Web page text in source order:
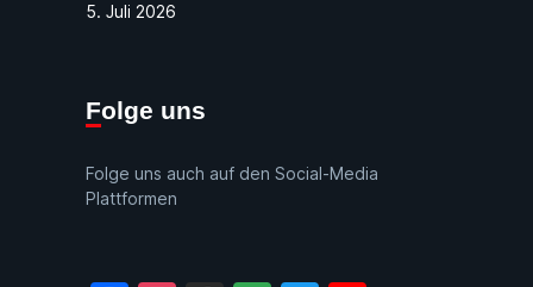
5. Juli 2026
Folge uns
Folge uns auch auf den Social-Media
Plattformen